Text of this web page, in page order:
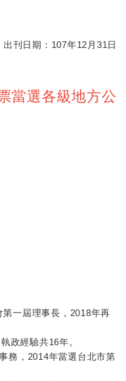
出刊日期：107年12月31日
當選各級地方公
一屆理事長，2018年再
政經驗共16年。
務，2014年當選台北市第